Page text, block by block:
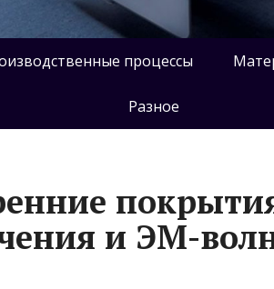
процессы
Разное
и ЭМ-